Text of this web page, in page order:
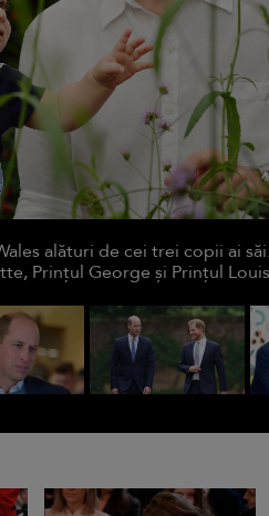
alături de cei trei copii ai
Prințul George și Prințul